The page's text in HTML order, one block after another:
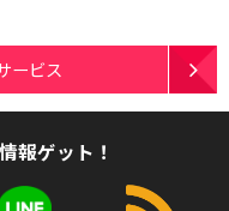
ービス
報ゲット！